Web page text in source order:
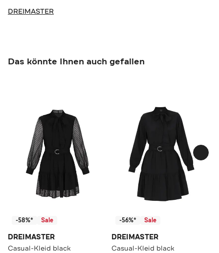
DREIMASTER
Das könnte Ihnen auch gefallen
-58%* Sale
DREIMASTER
Casual-Kleid black
-56%* Sale
DREIMASTER
Casual-Kleid black